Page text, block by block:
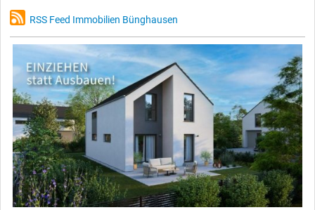
RSS Feed Immobilien Bünghausen